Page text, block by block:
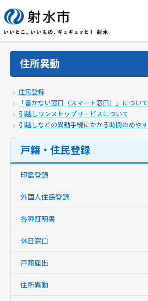
住所異動
住民登録
「書かない窓口（スマート窓口）」について
引越しワンストップサービスについて
引越しなどの異動手続にかかる時間のめやす
戸籍・住民登録
印鑑登録
外国人住民登録
各種証明書
休日窓口
戸籍届出
住所異動